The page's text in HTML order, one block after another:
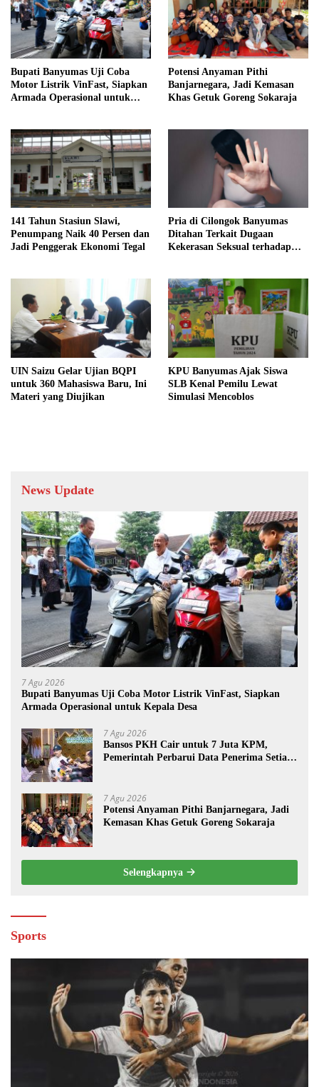
Bupati Banyumas Uji Coba
Motor Listrik VinFast, Siapkan
Armada Operasional untuk
Potensi Anyaman Pithi
Banjarnegara, Jadi Kemasan
Khas Getuk Goreng Sokaraja
141 Tahun Stasiun Slawi,
Penumpang Naik 40 Persen dan
Jadi Penggerak Ekonomi Tegal
Pria di Cilongok Banyumas
Ditahan Terkait Dugaan
Kekerasan Seksual terhadap
UIN Saizu Gelar Ujian BQPI
untuk 360 Mahasiswa Baru, Ini
Materi yang Diujikan
KPU Banyumas Ajak Siswa
SLB Kenal Pemilu Lewat
Simulasi Mencoblos
News Update
7 Agu 2026
Bupati Banyumas Uji Coba Motor Listrik VinFast, Siapkan
Armada Operasional untuk Kepala Desa
7 Agu 2026
Bansos PKH Cair untuk 7 Juta KPM,
Pemerintah Perbarui Data Penerima Setiap
7 Agu 2026
Potensi Anyaman Pithi Banjarnegara, Jadi
Kemasan Khas Getuk Goreng Sokaraja
Selengkapnya
Sports